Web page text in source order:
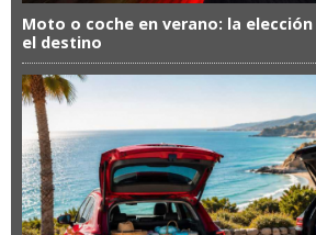
Moto o coche en verano: la
el destino